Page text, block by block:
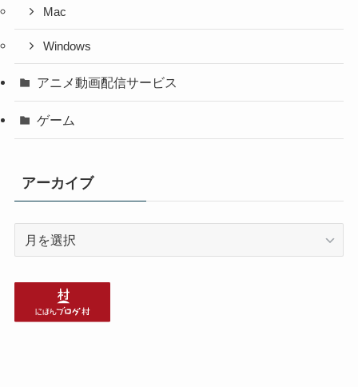
Mac
Windows
アニメ動画配信サービス
ゲーム
アーカイブ